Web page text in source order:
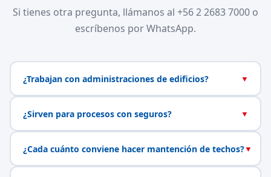
Si tienes otra pregunta, llámanos al +56 2 2683 7000 o
escríbenos por WhatsApp.
¿Trabajan con administraciones de edificios? ▼
¿Sirven para procesos con seguros? ▼
¿Cada cuánto conviene hacer mantención de techos?▼